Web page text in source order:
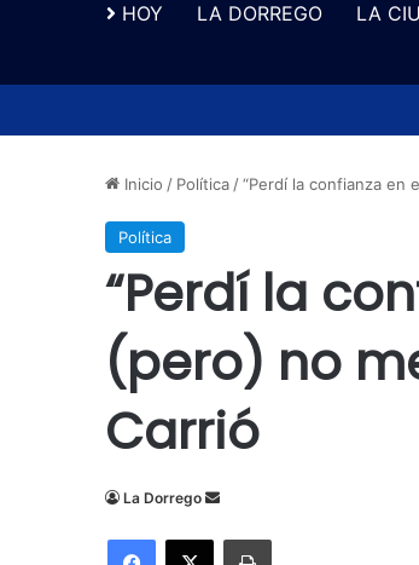
HOY LA DORREGO LA
Inicio / Política /“Perdí la confianza en
Política
“Perdí la
(pero) no
Carrió
La Dorrego
Send
email
Facebook
X Imprimir